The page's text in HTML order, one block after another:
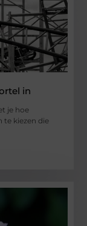
in
je hoe
te kiezen die